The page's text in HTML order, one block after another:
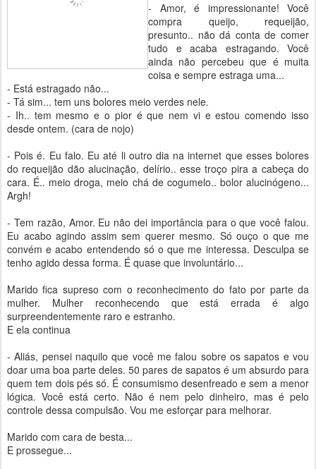
- Amor, é impressionante! Você
compra queijo, requeijão,
presunto.. não dá conta de comer
tudo e acaba estragando. Você
ainda não percebeu que é muita
coisa e sempre estraga uma...
- Está estragado não...
- Tá sim... tem uns bolores meio verdes nele.
- Ih.. tem mesmo e o pior é que nem vi e estou comendo isso
desde ontem. (cara de nojo)
- Pois é. Eu falo. Eu até li outro dia na internet que esses bolores
do requeijão dão alucinação, delírio.. esse troço pira a cabeça do
cara. É.. meio droga, meio chá de cogumelo.. bolor alucinógeno...
Argh!
- Tem razão, Amor. Eu não dei importância para o que você falou.
Eu acabo agindo assim sem querer mesmo. Só ouço o que me
convém e acabo entendendo só o que me interessa. Desculpa se
tenho agido dessa forma. É quase que involuntário...
Marido fica supreso com o reconhecimento do fato por parte da
mulher. Mulher reconhecendo que está errada é algo
surpreendentemente raro e estranho.
E ela continua
- Aliás, pensei naquilo que você me falou sobre os sapatos e vou
doar uma boa parte deles. 50 pares de sapatos é um absurdo para
quem tem dois pés só. É consumismo desenfreado e sem a menor
lógica. Você está certo. Não é nem pelo dinheiro, mas é pelo
controle dessa compulsão. Vou me esforçar para melhorar.
Marido com cara de besta...
E prossegue...